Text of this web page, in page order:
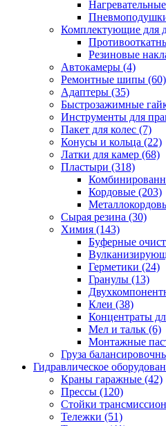
Комплектующие для
Резиновые
Автокамеры (4)
Ремонтные шипы (60)
Адаптеры (35)
Быстрозажимные
Инструменты для
Пакет для колес (7)
Конусы и кольца (22)
Латки для камер (68)
Пластыри (318)
Кордовые (203)
Сырая резина (30)
Химия (143)
Буферные
Герметики (24)
Гранулы (13)
Клеи (38)
Концентраты
Мел и тальк (6)
Монтажные
Груза
Гидравлическое
Краны гаражные (42)
Прессы (120)
Стойки
Тележки (51)